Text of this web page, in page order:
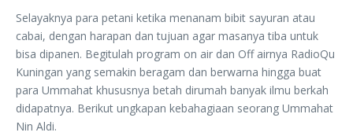
Selayaknya para petani ketika menanam bibit sayuran atau
cabai, dengan harapan dan tujuan agar masanya tiba untuk
bisa dipanen. Begitulah program on air dan Off airnya RadioQu
Kuningan yang semakin beragam dan berwarna hingga buat
para Ummahat khususnya betah dirumah banyak ilmu berkah
didapatnya. Berikut ungkapan kebahagiaan seorang Ummahat
Nin Aldi.